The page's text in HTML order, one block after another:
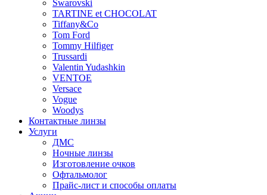
Swarovski
TARTINE et CHOCOLAT
Tiffany&Co
Tom Ford
Tommy Hilfiger
Trussardi
Valentin Yudashkin
VENTOE
Versace
Vogue
Woodys
Контактные линзы
Услуги
ДМС
Ночные линзы
Изготовление очков
Офтальмолог
Прайс-лист и способы оплаты